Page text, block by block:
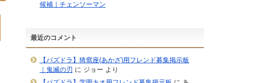
候補｜チェンソーマン
最近のコメント
【パズドラ】猗窩座(あかざ)用フレンド募集掲示板
｜鬼滅の刃 に ジョー より